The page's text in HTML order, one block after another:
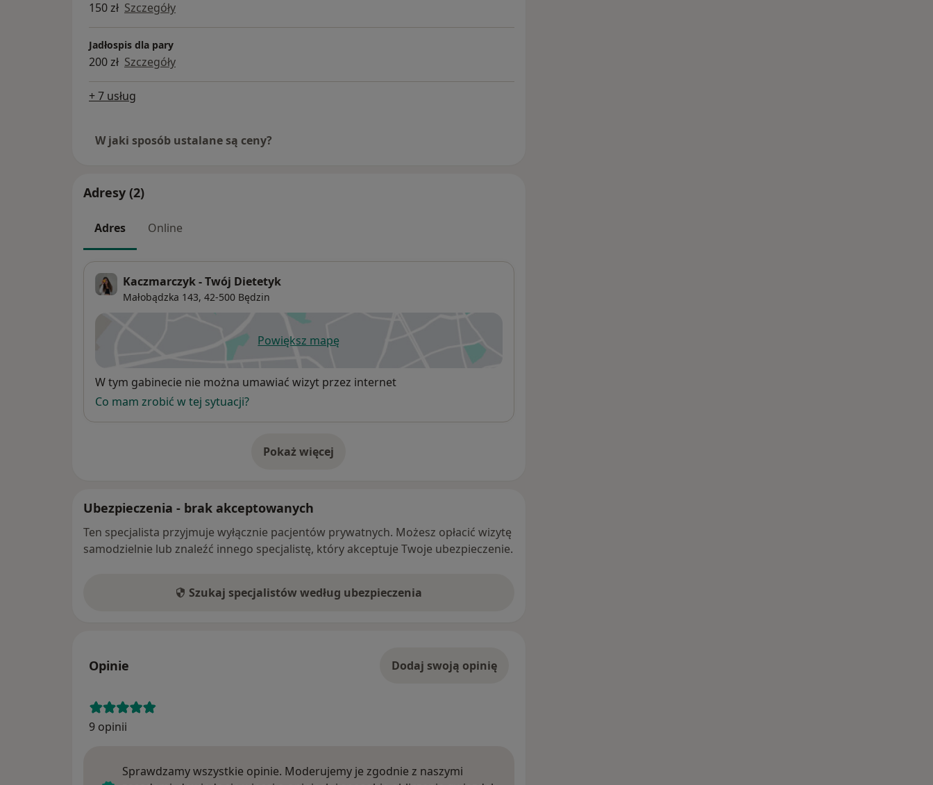
150 zł Szczegóły
Jadłospis dla pary
200 zł Szczegóły
+ 7 usług
W jaki sposób ustalane są ceny?
Adresy (2)
Adres Online
Kaczmarczyk - Twój Dietetyk
Małobądzka 143, 42-500 Będzin
Powiększ mapęotwiera się w nowej karcie
Dostępność
W tym gabinecie nie można umawiać wizyt przez internet
Co mam zrobić w tej sytuacji?
Pokaż więcej
o adresie
Ubezpieczenia - brak akceptowanych
Ten specjalista przyjmuje wyłącznie pacjentów prywatnych. Możesz opłacić wizytę
samodzielnie lub znaleźć innego specjalistę, który akceptuje Twoje ubezpieczenie.
Szukaj specjalistów według ubezpieczenia
Opinie Dodaj swoją opinię
9 opinii
Sprawdzamy wszystkie opinie. Moderujemy je zgodnie z naszymi